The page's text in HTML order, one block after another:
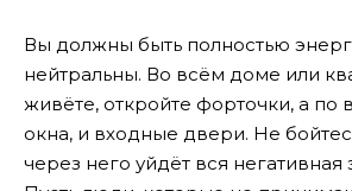
Вы должны быть полностью
нейтральны. Во всём доме или
живёте, откройте форточки, а по
окна, и входные двери. Не
через него уйдёт вся негативная